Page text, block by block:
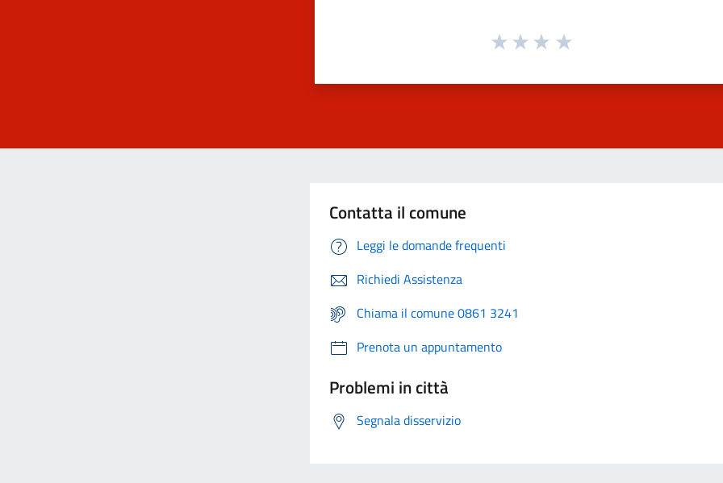
Contatta il comune
Leggi le domande frequenti
Richiedi Assistenza
Chiama il comune 0861 3241
Prenota un appuntamento
Problemi in città
Segnala disservizio